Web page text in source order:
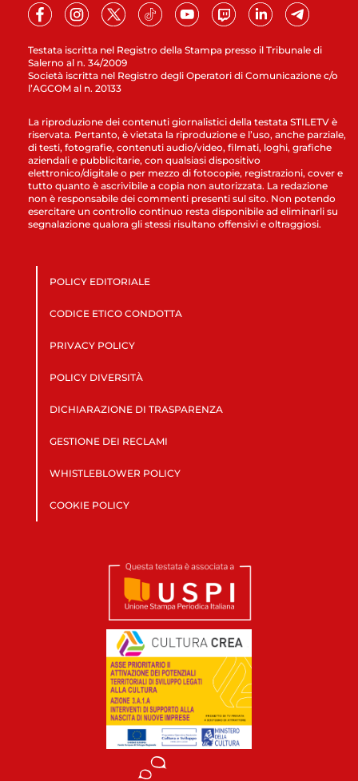
Testata iscritta nel Registro della Stampa presso il Tribunale di
Salerno al n. 34/2009
Società iscritta nel Registro degli Operatori di Comunicazione c/o
l’AGCOM al n. 20133
La riproduzione dei contenuti giornalistici della testata STILETV è
riservata. Pertanto, è vietata la riproduzione e l’uso, anche parziale,
di testi, fotografie, contenuti audio/video, filmati, loghi, grafiche
aziendali e pubblicitarie, con qualsiasi dispositivo
elettronico/digitale o per mezzo di fotocopie, registrazioni, cover e
tutto quanto è ascrivibile a copia non autorizzata. La redazione
non è responsabile dei commenti presenti sul sito. Non potendo
esercitare un controllo continuo resta disponibile ad eliminarli su
segnalazione qualora gli stessi risultano offensivi e oltraggiosi.
POLICY EDITORIALE
CODICE ETICO CONDOTTA
PRIVACY POLICY
POLICY DIVERSITÀ
DICHIARAZIONE DI TRASPARENZA
GESTIONE DEI RECLAMI
WHISTLEBLOWER POLICY
COOKIE POLICY